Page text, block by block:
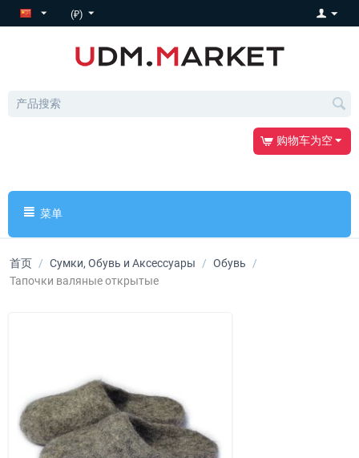
(₽)
购物车为空
菜单
首页 / Сумки, Обувь и Аксессуары / Обувь
/
Тапочки валяные открытые